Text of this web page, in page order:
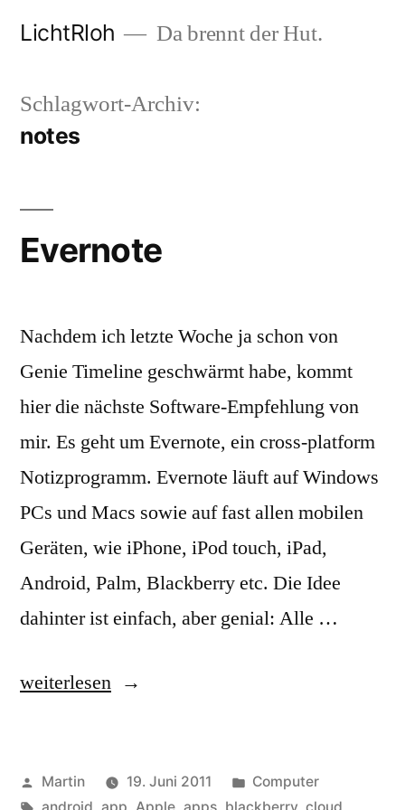
LichtRloh Da brennt der Hut.
Schlagwort-Archiv:
notes
Evernote
Nachdem ich letzte Woche ja schon von
Genie Timeline geschwärmt habe, kommt
hier die nächste Software-Empfehlung von
mir. Es geht um Evernote, ein cross-platform
Notizprogramm. Evernote läuft auf Windows
PCs und Macs sowie auf fast allen mobilen
Geräten, wie iPhone, iPod touch, iPad,
Android, Palm, Blackberry etc. Die Idee
dahinter ist einfach, aber genial: Alle …
„Evernote“
weiterlesen
Veröffentlicht
von
Martin 19. Juni 2011
Veröffentlicht
unter
Computer
Schlagwörter: